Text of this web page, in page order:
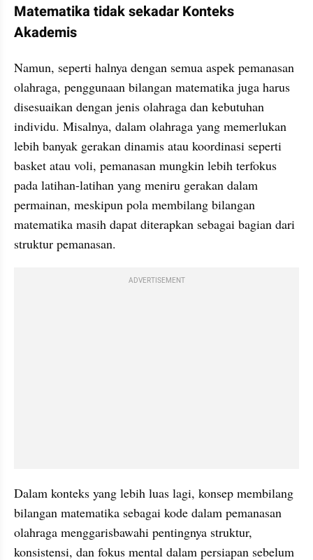
Matematika tidak sekadar Konteks
Akademis
Namun, seperti halnya dengan semua aspek pemanasan
olahraga, penggunaan bilangan matematika juga harus
disesuaikan dengan jenis olahraga dan kebutuhan
individu. Misalnya, dalam olahraga yang memerlukan
lebih banyak gerakan dinamis atau koordinasi seperti
basket atau voli, pemanasan mungkin lebih terfokus
pada latihan-latihan yang meniru gerakan dalam
permainan, meskipun pola membilang bilangan
matematika masih dapat diterapkan sebagai bagian dari
struktur pemanasan.
ADVERTISEMENT
Dalam konteks yang lebih luas lagi, konsep membilang
bilangan matematika sebagai kode dalam pemanasan
olahraga menggarisbawahi pentingnya struktur,
konsistensi, dan fokus mental dalam persiapan sebelum